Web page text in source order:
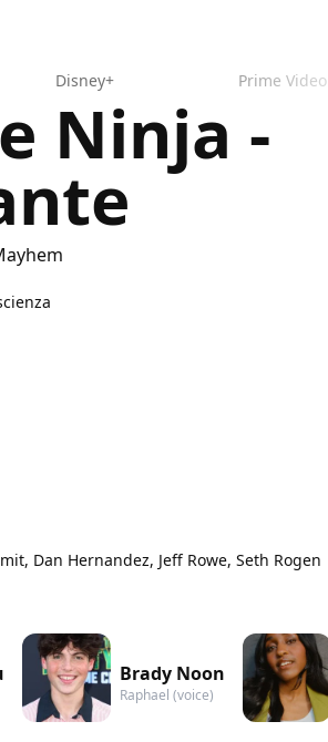
Disney+ Prime Video
Ninja -
Dan Hernandez, Jeff Rowe, Seth Rogen
Brady Noon
Raphael (voice)